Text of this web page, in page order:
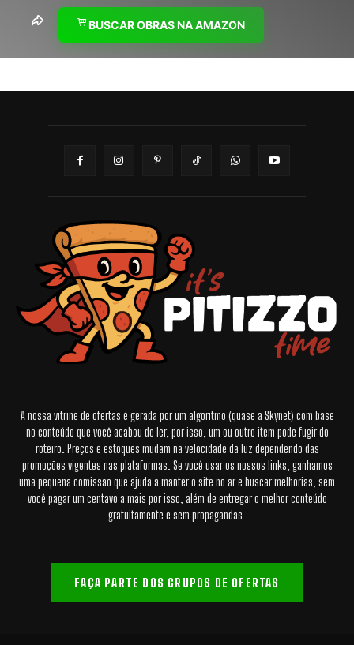
BUSCAR OBRAS NA AMAZON
A nossa vitrine de ofertas é gerada por um algoritmo (quase a Skynet) com base
no conteúdo que você acabou de ler, por isso, um ou outro item pode fugir do
roteiro. Preços e estoques mudam na velocidade da luz dependendo das
promoções vigentes nas plataformas. Se você usar os nossos links, ganhamos
uma pequena comissão que ajuda a manter o site no ar e buscar melhorias, sem
você pagar um centavo a mais por isso, além de entregar o melhor conteúdo
gratuitamente e sem propagandas.
FAÇA PARTE DOS GRUPOS DE OFERTAS